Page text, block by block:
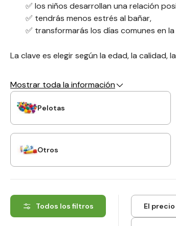
✅ los niños desarrollan una relación
✅ tendrás menos estrés al bañar,
✅ transformarás los días comunes en
La clave es elegir según la edad, la calidad,
Mostrar toda la información
Pelotas
Otros
Todos los filtros El precio